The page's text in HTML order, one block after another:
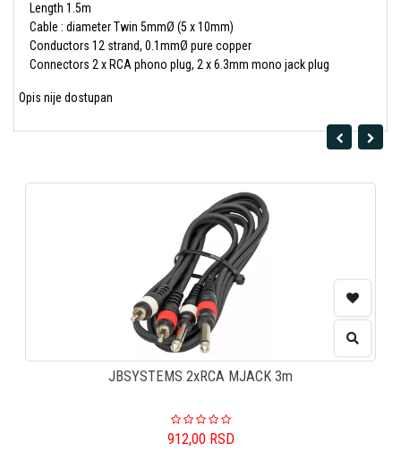
Length 1.5m
Cable : diameter Twin 5mmØ (5 x 10mm)
Conductors 12 strand, 0.1mmØ pure copper
Connectors 2 x RCA phono plug, 2 x 6.3mm mono jack plug
Opis nije dostupan
JBSYSTEMS 2xRCA MJACK 3m
912,00 RSD